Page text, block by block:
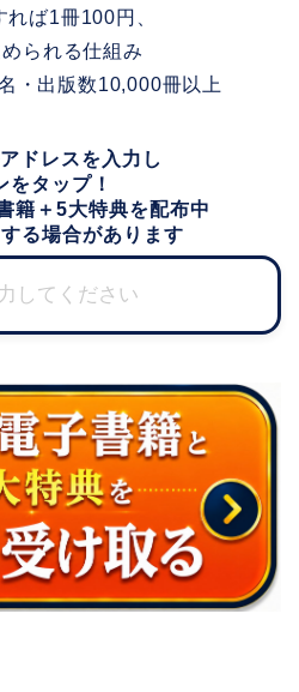
ば1冊100円、
られる仕組み
・出版数10,000冊以上
ドレスを入力し
をタップ！
籍＋5大特典を配布中
る場合があります